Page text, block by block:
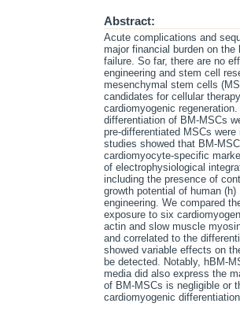
Abstract:
Acute complications and
major financial burden on
failure. So far, there are no
engineering and stem cell
mesenchymal stem cells
candidates for cellular
cardiomyogenic
differentiation of BM-MSCs
pre-differentiated MSCs
studies showed that BM-
cardiomyocyte-specific
of electrophysiological
including the presence of
growth potential of human
engineering. We compared
exposure to six
actin and slow muscle
and correlated to the
showed variable effects on
be detected. Notably, hBM-
media did also express the
of BM-MSCs is negligible or
cardiomyogenic